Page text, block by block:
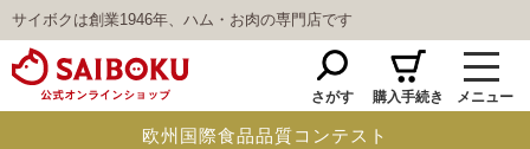
サイボクは創業1946年、ハム・お肉の専門店です
さがす 購入手続き メニュー
欧州国際食品品質コンテスト